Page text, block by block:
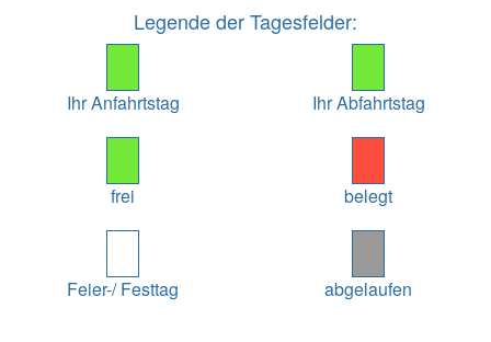
Legende der Tagesfelder:
Ihr Anfahrtstag Ihr Abfahrtstag
frei belegt
Feier-/ Festtag abgelaufen